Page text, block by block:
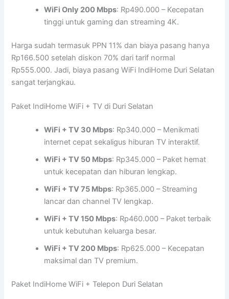
WiFi Only 200 Mbps: Rp490.000 – Kecepatan
tinggi untuk gaming dan streaming 4K.
Harga sudah termasuk PPN 11% dan biaya pasang hanya
Rp166.500 setelah diskon 70% dari tarif normal
Rp555.000. Jadi, biaya pasang WiFi IndiHome Duri Selatan
sangat terjangkau.
Paket IndiHome WiFi + TV di Duri Selatan
WiFi + TV 30 Mbps: Rp340.000 – Menikmati
internet cepat sekaligus hiburan TV interaktif.
WiFi + TV 50 Mbps: Rp345.000 – Paket hemat
untuk kecepatan dan hiburan lengkap.
WiFi + TV 75 Mbps: Rp365.000 – Streaming
lancar dan channel TV lengkap.
WiFi + TV 150 Mbps: Rp460.000 – Paket terbaik
untuk kebutuhan keluarga besar.
WiFi + TV 200 Mbps: Rp625.000 – Kecepatan
maksimal dan TV premium.
Paket IndiHome WiFi + Telepon Duri Selatan